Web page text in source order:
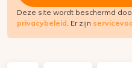
Deze site wordt beschermd
privacybeleid. Er zijn